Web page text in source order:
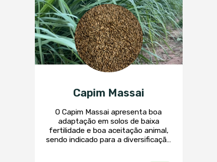
Capim Massai
O Capim Massai apresenta boa
adaptação em solos de baixa
fertilidade e boa aceitação animal,
sendo indicado para a diversificação